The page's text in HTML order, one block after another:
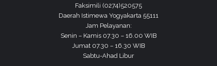
Faksimili (0274)520575
Daerah Istimewa Yogyakarta 55111
Jam Pelayanan:
Senin – Kamis 07.30 – 16.00 WIB
Jumat 07.30 – 16.30 WIB
Sabtu-Ahad Libur